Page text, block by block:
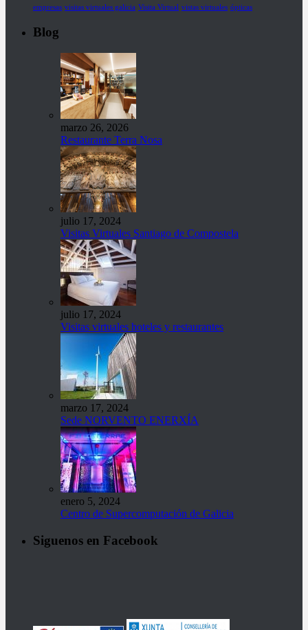
empresas visitas virtuales galicia Visita Virtual vistas virtuales ópticas
Blog
marzo 26, 2026
Restaurante Terra Nosa
julio 17, 2024
Visitas Virtuales Santiago de Compostela
julio 17, 2024
Visitas virtuales hoteles y restaurantes
marzo 17, 2024
Sede NORVENTO ENERXÍA
enero 5, 2024
Centro de Supercomputación de Galicia
Siguenos en Facebook